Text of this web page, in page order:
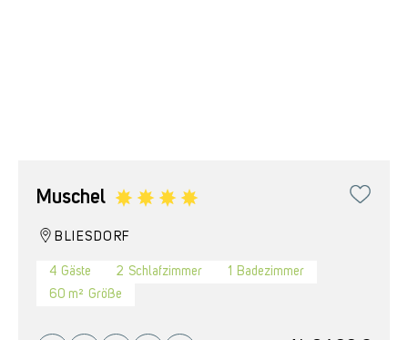
Muschel
BLIESDORF
4 Gäste 2 Schlafzimmer 1
Badezimmer
60 m² Größe